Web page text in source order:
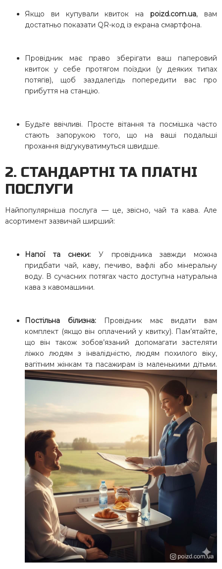
Якщо ви купували квиток наpoizd.com.ua, вам
достатньо показати QR-код із екрана смартфона.
Провідник має право зберігати ваш паперовий
квиток у себе протягом поїздки (у деяких типах
потягів), щоб заздалегідь попередити вас про
прибуття на станцію.
Будьте ввічливі. Просте вітання та посмішка часто
стають запорукою того, що на ваші подальші
прохання відгукуватимуться швидше.
2. СТАНДАРТНІ ТА ПЛАТНІ
ПОСЛУГИ
Найпопулярніша послуга — це, звісно, чай та кава. Але
асортимент зазвичай ширший:
Напої та снеки: У провідника завжди можна
придбати чай, каву, печиво, вафлі або мінеральну
воду. В сучасних потягах часто доступна натуральна
кава з кавомашини.
Постільна білизна: Провідник має видати вам
комплект (якщо він оплачений у квитку). Пам’ятайте,
що він також зобов’язаний допомагати застеляти
ліжко людям з інвалідністю, людям похилого віку,
вагітним жінкам та пасажирам із маленькими дітьми.